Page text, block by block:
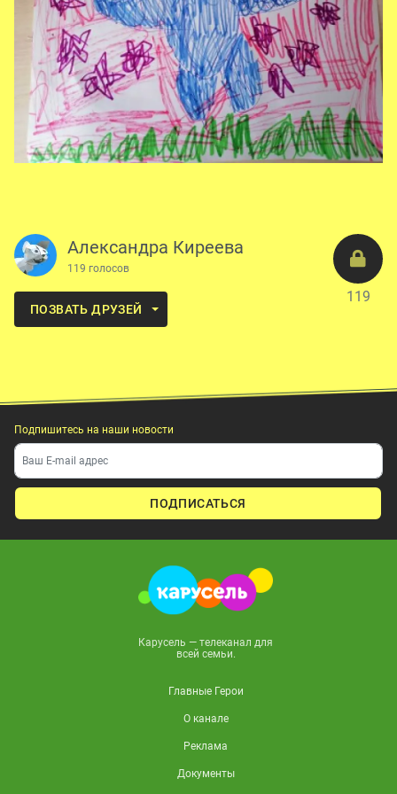
119
Александра Киреева
119 голосов
ПОЗВАТЬ ДРУЗЕЙ
Подпишитесь на наши новости
ПОДПИСАТЬСЯ
Карусель — телеканал для
всей семьи.
Главные Герои
О канале
Реклама
Документы